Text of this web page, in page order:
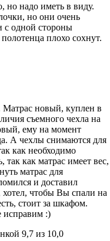
но надо иметь в виду.
но они очень
с одной стороны
плохо сохнут.
Матрас новый, куплен в
съемного чехла на
ему на момент
А чехлы снимаются для
как необходимо
так как матрас имеет вес,
матрас для
и доставил
хотел, чтобы Вы спали на
стоит за шкафом.
исправим :)
9,7 из 10,0